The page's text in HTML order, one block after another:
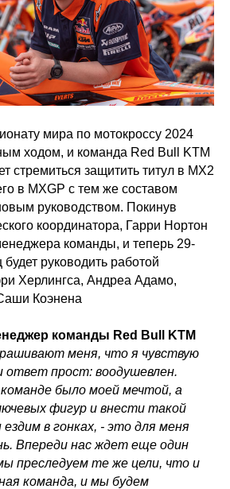
мира по мотокроссу 2024
ходом, и команда Red Bull KTM
стремиться защитить титул в MX2
в MXGP с тем же составом
руководством. Покинув
координатора, Гарри Нортон
команды, и теперь 29-
руководить работой
Херлингса, Андреа Адамо,
Коэнена
команды Red Bull KTM
меня, что я чувствую
ответ прост: воодушевлен.
было моей мечтой, а
фигур и внести такой
в гонках, - это для меня
Впереди нас ждет еще один
преследуем те же цели, что и
команда, и мы будем